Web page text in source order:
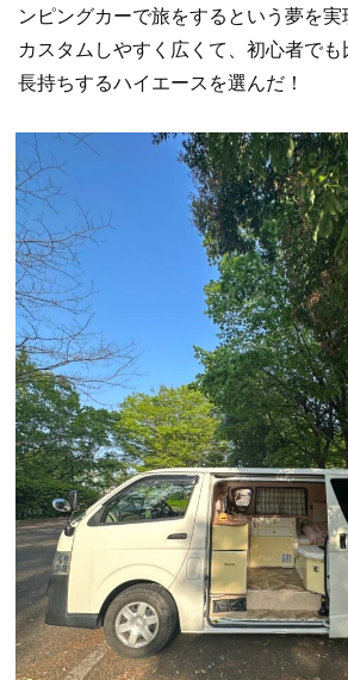
ンピングカーで旅をするという夢を
カスタムしやすく広くて、初心者でも
長持ちするハイエースを選んだ！